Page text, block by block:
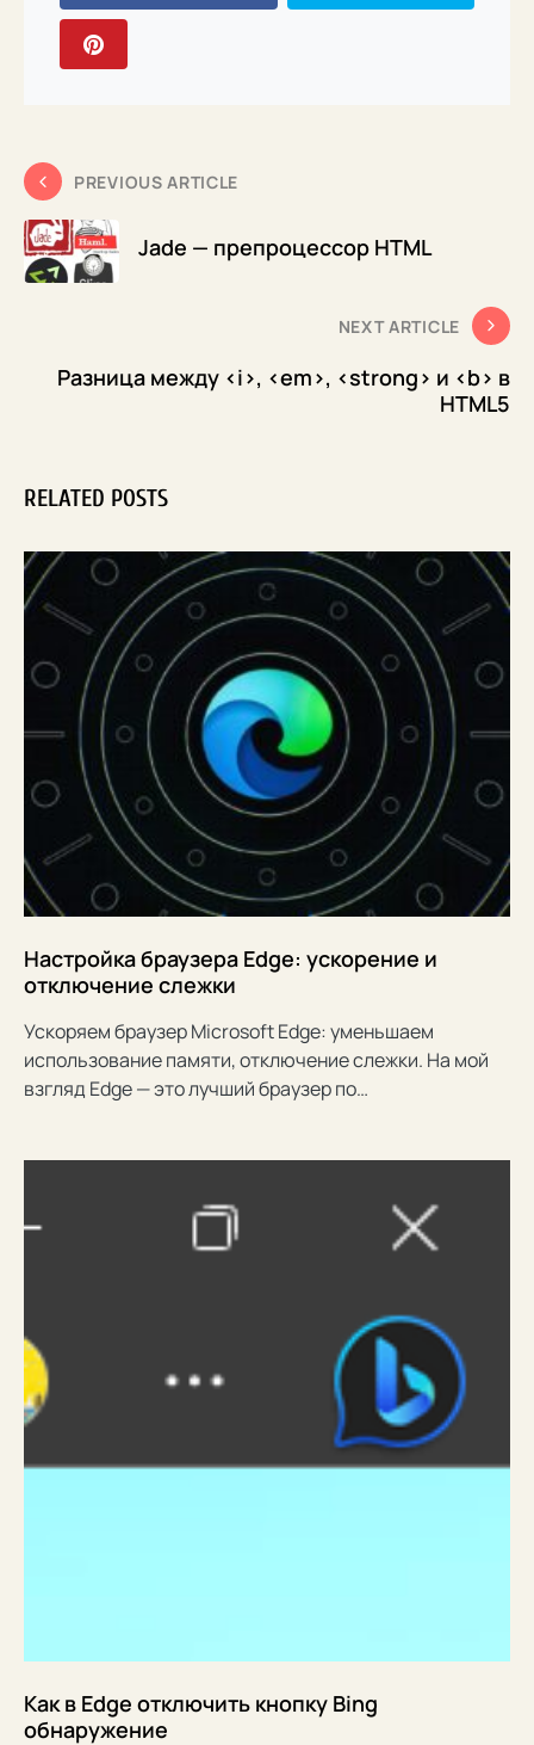
PREVIOUS ARTICLE
Jade — препроцессор HTML
NEXT ARTICLE
Разница между <i>, <em>, <strong> и <b> в
HTML5
RELATED POSTS
Настройка браузера Edge: ускорение и
отключение слежки
Ускоряем браузер Microsoft Edge: уменьшаем
использование памяти, отключение слежки. На мой
взгляд Edge — это лучший браузер по…
Как в Edge отключить кнопку Bing
обнаружение